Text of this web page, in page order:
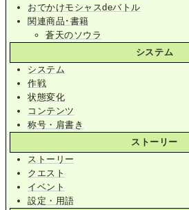
おでかけモシャスdeバトル
関連商品･書籍
蒼天のソウラ
システム
システム
作戦
状態変化
コンテンツ
称号・肩書き
ストーリー
ストーリー
クエスト
イベント
設定・用語